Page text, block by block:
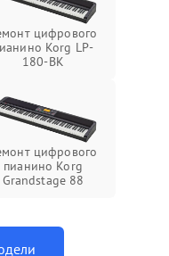
цифрового
Korg LP-
180-BK
цифрового
пианино Korg
Grandstage 88